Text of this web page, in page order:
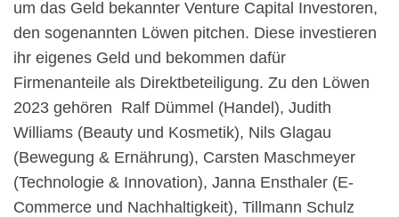
um das Geld bekannter Venture Capital Investoren,
den sogenannten Löwen pitchen. Diese investieren
ihr eigenes Geld und bekommen dafür
Firmenanteile als Direktbeteiligung. Zu den Löwen
2023 gehören Ralf Dümmel (Handel), Judith
Williams (Beauty und Kosmetik), Nils Glagau
(Bewegung & Ernährung), Carsten Maschmeyer
(Technologie & Innovation), Janna Ensthaler (E-
Commerce und Nachhaltigkeit), Tillmann Schulz